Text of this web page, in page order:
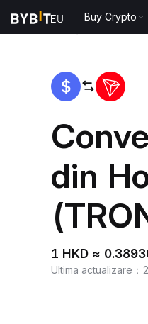
Buy Crypto
din
1 HKD ≈
Ultima actualizare ：